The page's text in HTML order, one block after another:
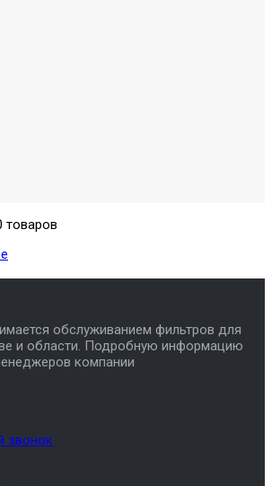
товаров
обслуживанием фильтров для
и области. Подробную информацию
компании
звонок